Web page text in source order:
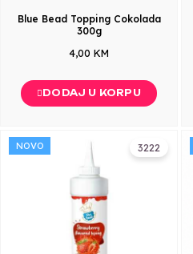
Blue Bead Topping Cokolada
300g
4,00 KM
DODAJ U KORPU
3222
NOVO